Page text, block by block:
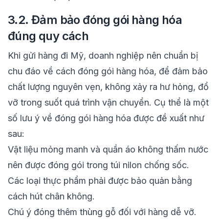
3.2. Đảm bảo đóng gói hàng hóa
đúng quy cách
Khi gửi hàng đi Mỹ, doanh nghiệp nên chuẩn bị
chu đáo về cách đóng gói hàng hóa, để đảm bảo
chất lượng nguyên vẹn, không xảy ra hư hỏng, đổ
vỡ trong suốt quá trình vận chuyển. Cụ thể là một
số lưu ý về đóng gói hàng hóa được đề xuất như
sau:
Vật liệu mỏng manh và quần áo không thấm nước
nên được đóng gói trong túi nilon chống sốc.
Các loại thực phẩm phải được bảo quản bằng
cách hút chân không.
Chú ý đóng thêm thùng gỗ đối với hàng dễ vỡ.